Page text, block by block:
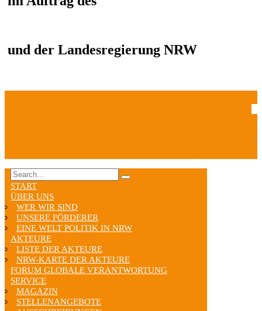
und der Landesregierung NRW
START
ÜBER UNS
WER WIR SIND
UNSERE FÖRDERER
EINE WELT POLITIK IN NRW
AKTEURE
LISTE DER AKTEURE
NRW-KARTE DER AKTEURE
FORUM GLOBALE VERANTWORTUNG
SERVICE
MAGAZIN
STELLENANGEBOTE